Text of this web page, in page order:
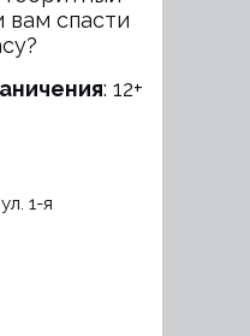
вам спасти
: 12+
1-я